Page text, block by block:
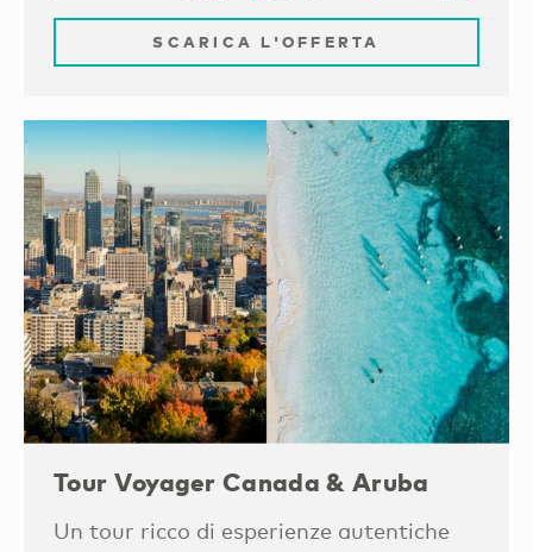
SCARICA L'OFFERTA
Tour Voyager Canada & Aruba
Un tour ricco di esperienze autentiche